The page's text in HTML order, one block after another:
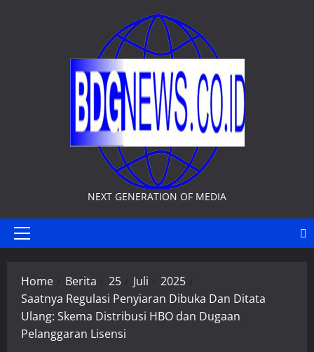
NEXT GENERATION OF MEDIA
Primary
Home Berita 25 Juli
2025
Saatnya Regulasi Penyiaran Dibuka Dan Ditata
Ulang: Skema Distribusi HBO dan Dugaan
Pelanggaran Lisensi